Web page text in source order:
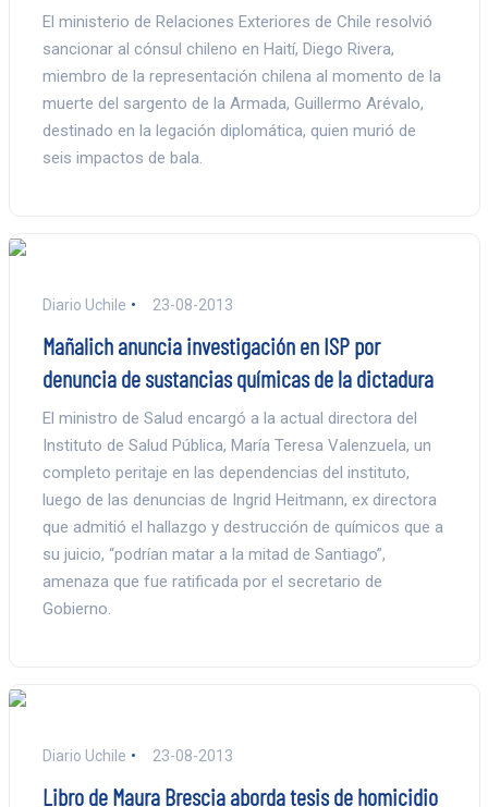
El ministerio de Relaciones Exteriores de Chile resolvió
sancionar al cónsul chileno en Haití, Diego Rivera,
miembro de la representación chilena al momento de la
muerte del sargento de la Armada, Guillermo Arévalo,
destinado en la legación diplomática, quien murió de
seis impactos de bala.
Diario Uchile 23-08-2013
Mañalich anuncia investigación en ISP por
denuncia de sustancias químicas de la dictadura
El ministro de Salud encargó a la actual directora del
Instituto de Salud Pública, María Teresa Valenzuela, un
completo peritaje en las dependencias del instituto,
luego de las denuncias de Ingrid Heitmann, ex directora
que admitió el hallazgo y destrucción de químicos que a
su juicio, “podrían matar a la mitad de Santiago”,
amenaza que fue ratificada por el secretario de
Gobierno.
Diario Uchile 23-08-2013
Libro de Maura Brescia aborda tesis de homicidio